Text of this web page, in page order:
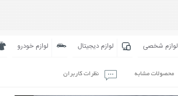
لوازم شخصی لوازم دیجیتال لوازم خودرو
محصولات مشابه نظرات کاربران